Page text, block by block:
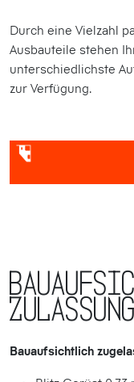
Durch eine Vielzahl
Ausbauteile stehen
unterschied­lichste
zur Verfügung.
Bauaufsichtlich